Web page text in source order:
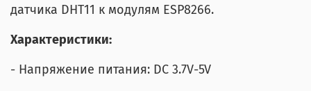
датчика DHT11 к модулям ESP8266.
Характеристики:
- Напряжение питания: DC 3.7V-5V